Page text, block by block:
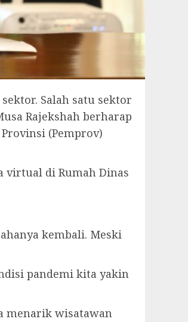
Salah satu sektor
Rajekshah berharap
(Pemprov)
virtual di Rumah Dinas
kembali. Meski
pandemi kita yakin
menarik wisatawan